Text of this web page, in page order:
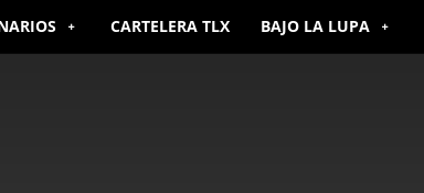
CARTELERA TLX BAJO LA LUPA